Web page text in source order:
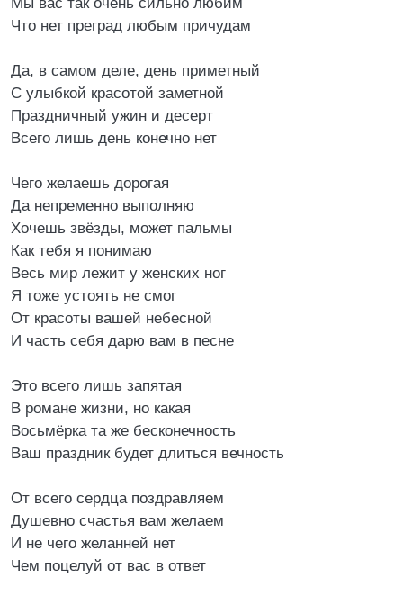
Что нет преград любым причудам
Да, в самом деле, день приметный
С улыбкой красотой заметной
Праздничный ужин и десерт
Всего лишь день конечно нет
Чего желаешь дорогая
Да непременно выполняю
Хочешь звёзды, может пальмы
Как тебя я понимаю
Весь мир лежит у женских ног
Я тоже устоять не смог
От красоты вашей небесной
И часть себя дарю вам в песне
Это всего лишь запятая
В романе жизни, но какая
Восьмёрка та же бесконечность
Ваш праздник будет длиться вечность
От всего сердца поздравляем
Душевно счастья вам желаем
И не чего желанней нет
Чем поцелуй от вас в ответ